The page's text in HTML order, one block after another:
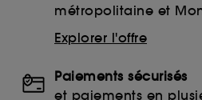
métropolitaine et
Explorer l'offre
Paiements sécurisés
et paiements en